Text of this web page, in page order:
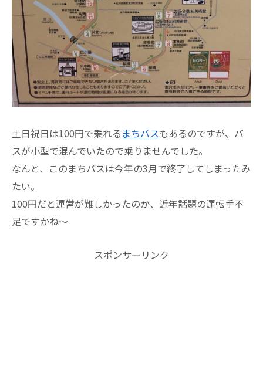
土日祝日は100円で乗れる まちバスもあるのですが、バ
スが小型で混んでいたので乗りませんでした。
なんと、このまちバスは今年の3月で終了してしまったみ
たい。
100円だと運営が難しかったのか、近年話題の運転手不
足ですかね～
スポンサーリンク